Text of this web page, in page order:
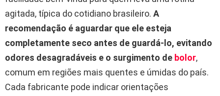
agitada, típica do cotidiano brasileiro. A
recomendação é aguardar que ele esteja
completamente seco antes de guardá-lo, evitando
odores desagradáveis e o surgimento de bolor,
comum em regiões mais quentes e úmidas do país.
Cada fabricante pode indicar orientações